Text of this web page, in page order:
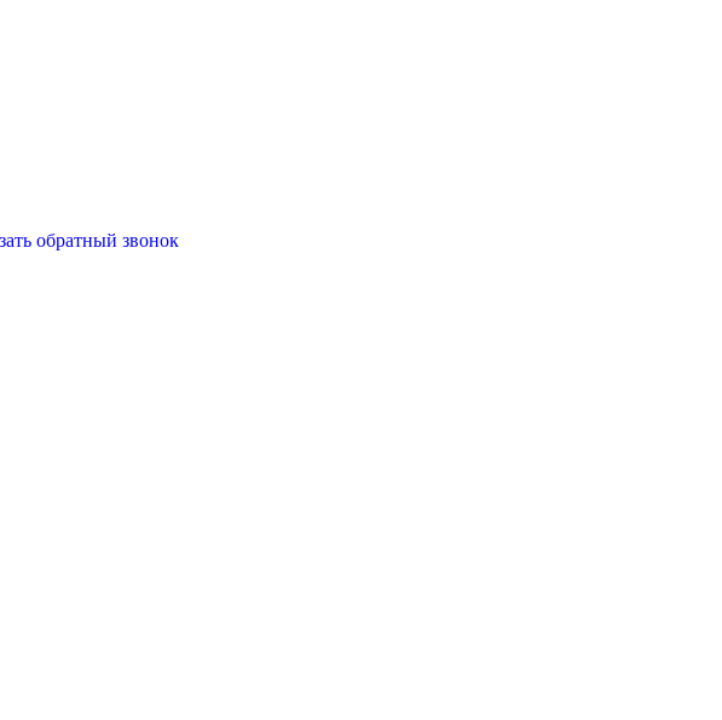
обратный звонок